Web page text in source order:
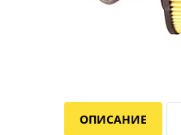
ОПИСАНИЕ